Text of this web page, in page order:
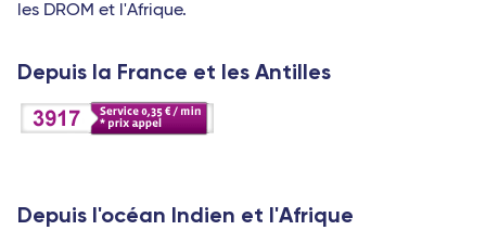
les DROM et l'Afrique.
Depuis la France et les Antilles
Depuis l'océan Indien et l'Afrique